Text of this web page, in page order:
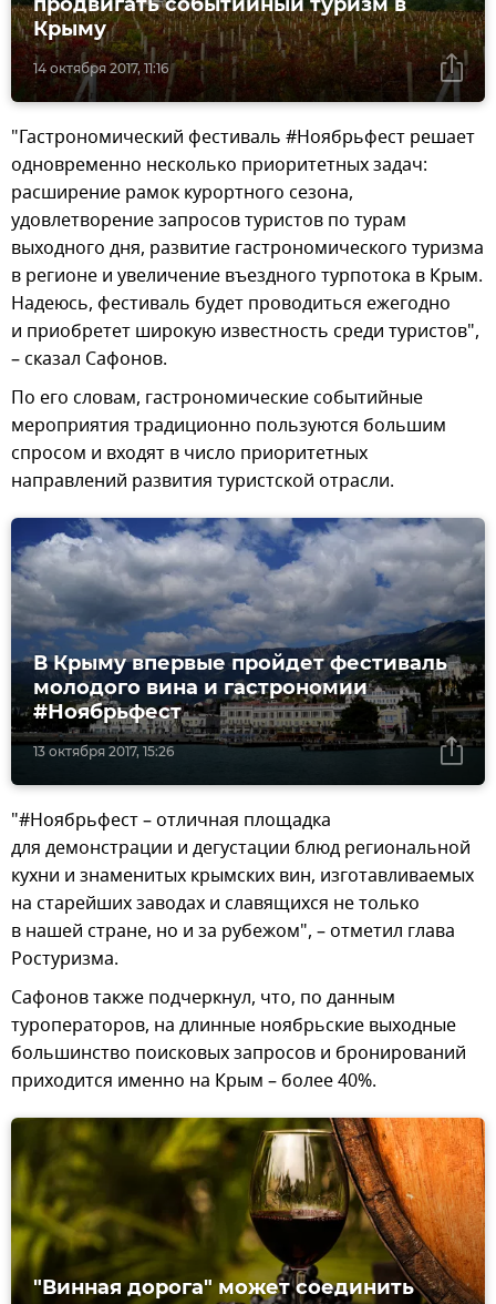
14 октября 2017, 11:16
Крыму
"Гастрономический фестиваль #Ноябрьфест решает
одновременно несколько приоритетных задач:
расширение рамок курортного сезона,
удовлетворение запросов туристов по турам
выходного дня, развитие гастрономического туризма
в регионе и увеличение въездного турпотока в Крым.
Надеюсь, фестиваль будет проводиться ежегодно
и приобретет широкую известность среди туристов",
– сказал Сафонов.
По его словам, гастрономические событийные
мероприятия традиционно пользуются большим
спросом и входят в число приоритетных
направлений развития туристской отрасли.
13 октября 2017, 15:26
В Крыму впервые пройдет фестиваль
молодого вина и гастрономии
#Ноябрьфест
"#Ноябрьфест – отличная площадка
для демонстрации и дегустации блюд региональной
кухни и знаменитых крымских вин, изготавливаемых
на старейших заводах и славящихся не только
в нашей стране, но и за рубежом", – отметил глава
Ростуризма.
Сафонов также подчеркнул, что, по данным
туроператоров, на длинные ноябрьские выходные
большинство поисковых запросов и бронирований
приходится именно на Крым – более 40%.
"Винная дорога" может соединить